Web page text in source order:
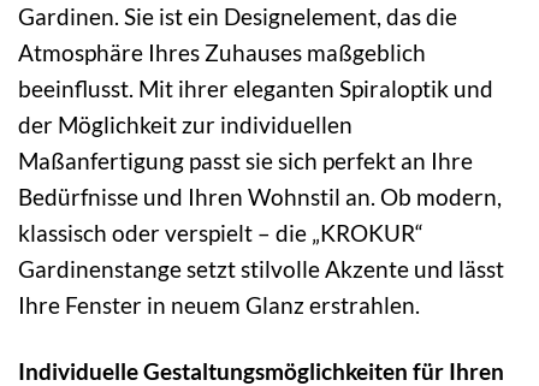
Gardinen. Sie ist ein Designelement, das die
Atmosphäre Ihres Zuhauses maßgeblich
beeinflusst. Mit ihrer eleganten Spiraloptik und
der Möglichkeit zur individuellen
Maßanfertigung passt sie sich perfekt an Ihre
Bedürfnisse und Ihren Wohnstil an. Ob modern,
klassisch oder verspielt – die „KROKUR“
Gardinenstange setzt stilvolle Akzente und lässt
Ihre Fenster in neuem Glanz erstrahlen.
Individuelle Gestaltungsmöglichkeiten für Ihren